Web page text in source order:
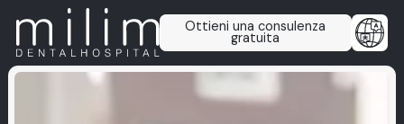
Ottieni una consulenza
gratuita